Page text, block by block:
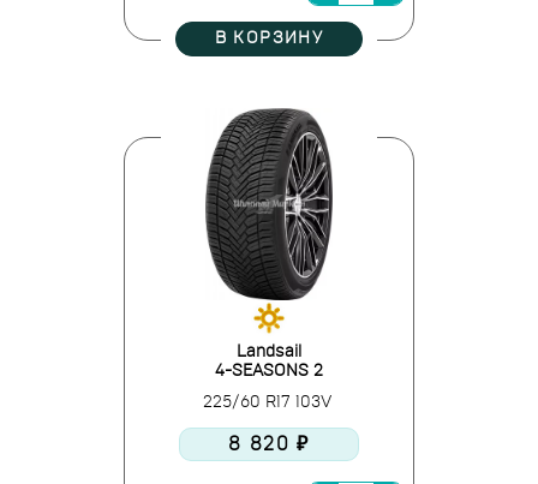
В КОРЗИНУ
Landsail
4-SEASONS 2
225/60 R17 103V
8 820 ₽